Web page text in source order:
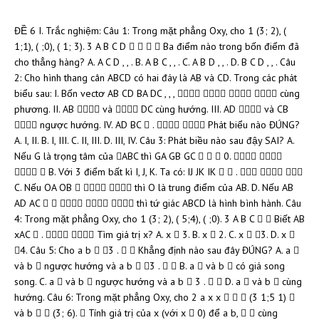
ĐỀ 6 I. Trắc nghiệm: Câu 1: Trong mặt phẳng Oxy, cho 1 (3; 2), (
1;1), ( ;0), ( 1; 3). 3 A B C D     Ba điểm nào trong bốn điểm đã
cho thẳng hàng? A. A C D , , . B. A B C , , . C. A B D , , . D. B C D , , . Câu
2: Cho hình thang cân ABCD có hai đáy là AB và CD. Trong các phát
biểu sau: I. Bốn vectơ AB CD BA DC , , ,     cùng
phương. II. AB  và  DC cùng hướng. III. AD  và CB
 ngược hướng. IV. AD BC  .   Phát biểu nào ĐÚNG?
A. I, II. B. I, III. C. II, III. D. III, IV. Câu 3: Phát biều nào sau đậy SAI? A.
Nếu G là trọng tâm của ABC thì GA GB GC    0.  
  B. Với 3 điểm bất kì I, J, K. Ta có: IJ JK IK   .   
C. Nếu OA OB    thì O là trung điểm của AB. D. Nếu AB
AD AC      thì tứ giác ABCD là hình bình hành. Câu
4: Trong mặt phẳng Oxy, cho 1 (3; 2), ( 5;4), ( ;0). 3 A B C   Biết AB
xAC  .   Tìm giá trị x? A. x  3. B. x  2. C. x  3. D. x 
4. Câu 5: Cho a b  3 .   Khẳng định nào sau đây ĐÚNG? A. a 
và b  ngược hướng và a b  3 .   B. a  và b  có giá song
song. C. a  và b  ngược hướng và a b  3 .   D. a  và b  cùng
hướng. Câu 6: Trong mặt phẳng Oxy, cho 2 a x x    (3 1;5 1) 
và b   (3; 6).  Tính giá trị của x (với x  0) để a b,   cùng